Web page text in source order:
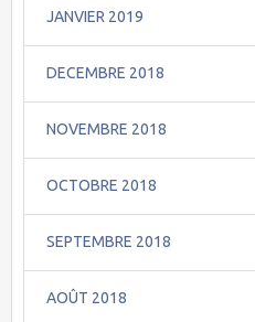
JANVIER 2019
DECEMBRE 2018
NOVEMBRE 2018
OCTOBRE 2018
SEPTEMBRE 2018
AOÛT 2018